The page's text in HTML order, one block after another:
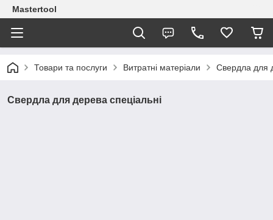
Mastertool
Товари та послуги Витратні матеріали Свердла для
Свердла для дерева спеціальні